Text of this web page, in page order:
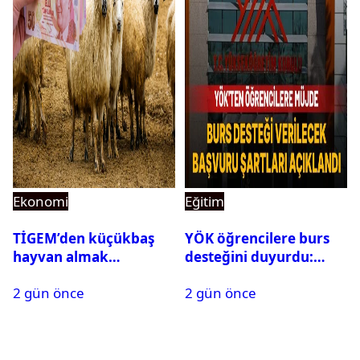
Ekonomi
TİGEM’den küçükbaş
hayvan almak
350 küçükbaş hayvan
2 gün önce
Eğitim
YÖK öğrencilere burs
desteğini duyurdu:
açıklandı
2 gün önce